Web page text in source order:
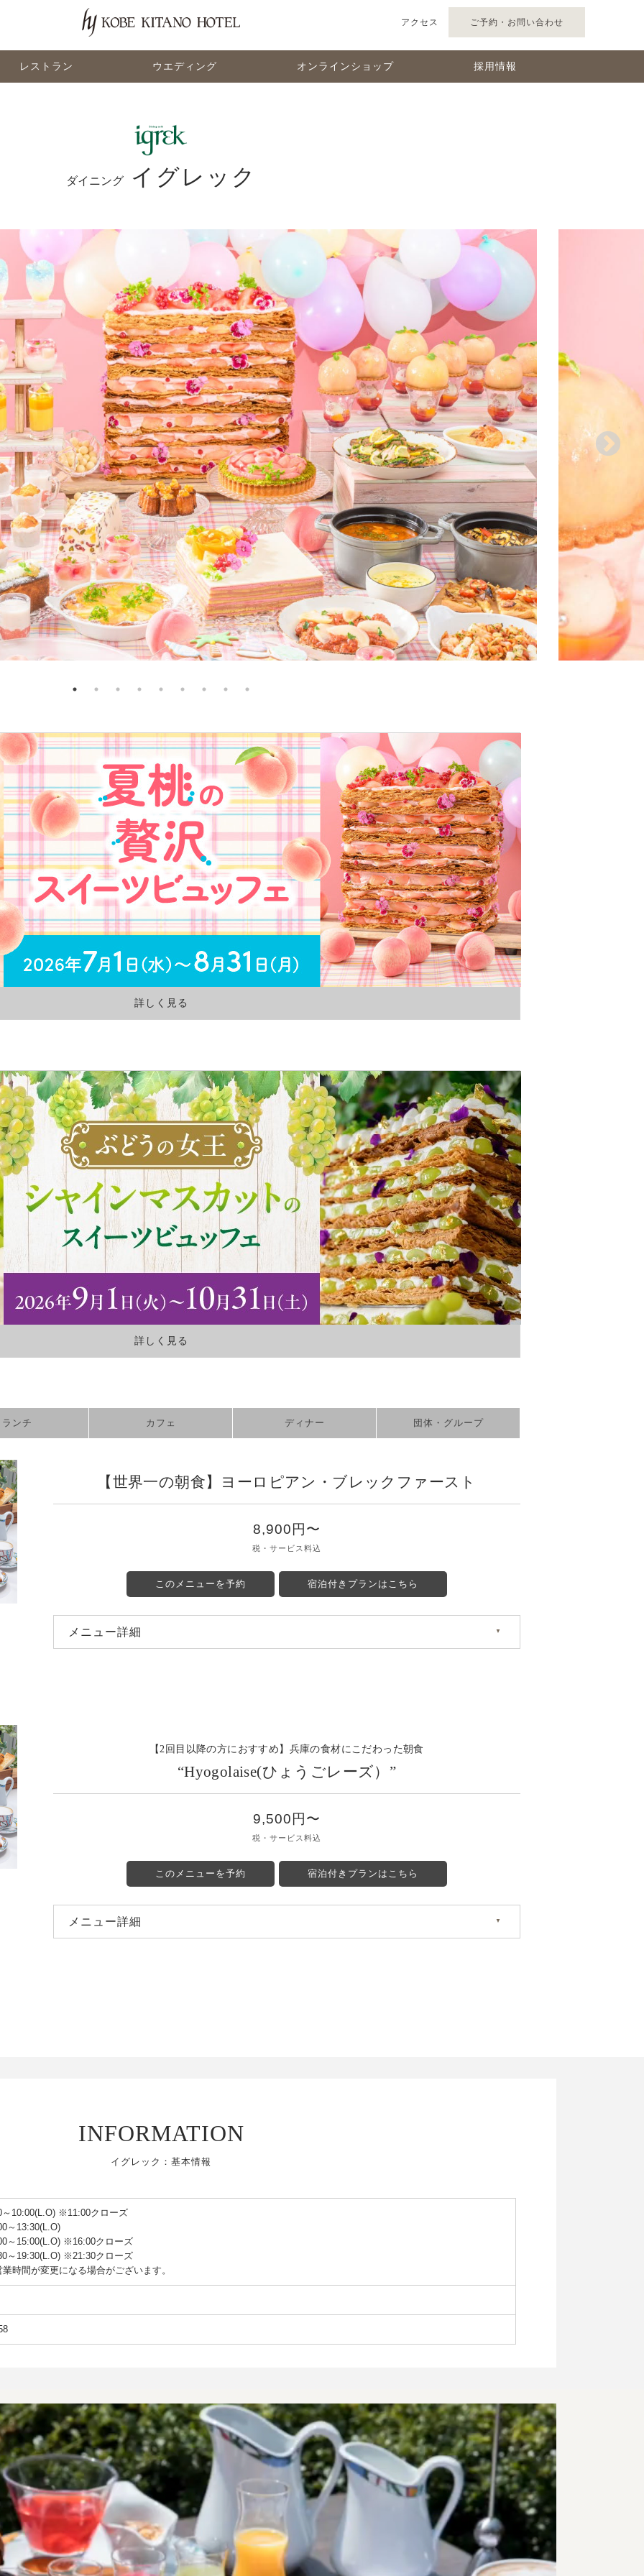
アクセス ご予約・お問い合わせ
レストラン ウエディング オンラインショップ 採用情報
ダイニング イグレック
詳しく見る
詳しく見る
ランチ カフェ ディナー 団体・グループ
【世界一の朝食】ヨーロピアン・ブレックファースト
8,900円〜
税・サービス料込
このメニューを予約 宿泊付きプランはこちら
メニュー詳細
【2回目以降の方におすすめ】兵庫の食材にこだわった朝食
“Hyogolaise(ひょうごレーズ）”
9,500円〜
税・サービス料込
このメニューを予約 宿泊付きプランはこちら
メニュー詳細
INFORMATION
イグレック：基本情報
※11:00クローズ
～13:30(L.O)
～15:00(L.O) ※16:00クローズ
～19:30(L.O) ※21:30クローズ
時間が変更になる場合がございます。